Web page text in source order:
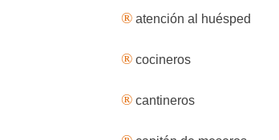
® atención al huésped
® cocineros
® cantineros